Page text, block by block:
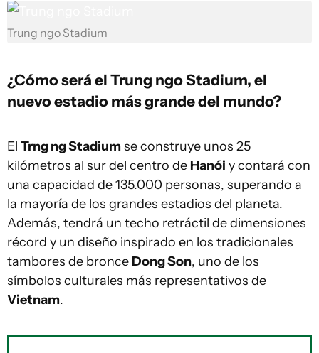
Trung ngo Stadium
¿Cómo será el Trung ngo Stadium, el
nuevo estadio más grande del mundo?
El Trng ng Stadiumse construye unos 25
kilómetros al sur del centro de Hanói y contará con
una capacidad de 135.000 personas, superando a
la mayoría de los grandes estadios del planeta.
Además, tendrá un techo retráctil de dimensiones
récord y un diseño inspirado en los tradicionales
tambores de bronce Dong Son, uno de los
símbolos culturales más representativos de
Vietnam.